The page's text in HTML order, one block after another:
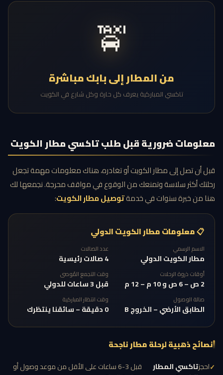
🚖
من المطار إلى بابك مباشرة
تاكسي المباركية يعرف كل حارة وكل شارع في الكويت
معلومات ضرورية قبل طلب تاكسي مطار الكويت
قبل أن تصل إلى مطار الكويت أو تغادره، هناك معلومات مهمة تجعل
رحلتك أكثر سلاسة وتمنعك من الوقوع في مواقف محرجة. نجمعها لك
هنا من خبرة سنوات في خدمةتوصيل مطار الكويت:
📋 معلومات مطار الكويت الدولي
الاسم الرسمي
مطار الكويت الدولي
عدد الصالات
4 صالات رئيسية
أوقات ذروة الرحلات
2 ص – 6 ص و 10 م – 12 م
وقت التجمع المُوصى
قبل 3 ساعات للدولي
صالة الوصول
الطابق الأرضي – الخروج B
وقت انتظار المباركية
0 دقيقة – سائقنا ينتظرك
نصائح ذهبية لرحلة مطار ناجحة
احجزتاكسي المطار
قبل 3-6 ساعات على الأقل من موعد وصول أو